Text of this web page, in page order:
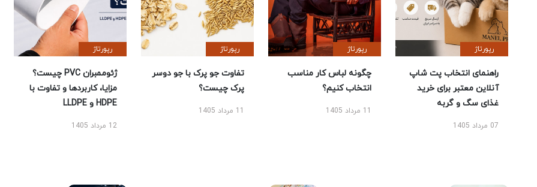
رپورتاژ
راهنمای انتخاب پت شاپ
آنلاین معتبر برای خرید
غذای سگ و گربه
07 مرداد 1405
رپورتاژ
چگونه لباس کار مناسب
انتخاب کنیم؟
11 مرداد 1405
رپورتاژ
تفاوت جو پرک با جو دوسر
پرک چیست؟
11 مرداد 1405
رپورتاژ
ژئوممبران PVC چیست؟
مزایا، کاربردها و تفاوت با
HDPE و LLDPE
12 مرداد 1405